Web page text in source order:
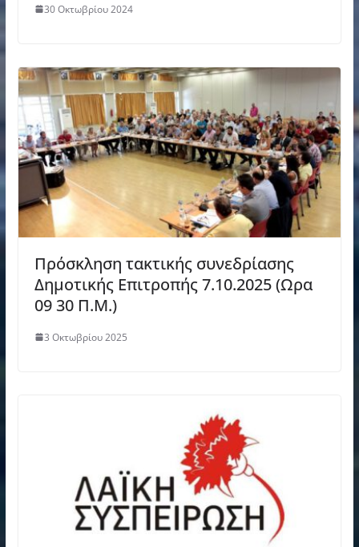
30 Οκτωβρίου 2024
Πρόσκληση τακτικής συνεδρίασης
Δημοτικής Επιτροπής 7.10.2025 (Ωρα
09 30 Π.M.)
3 Οκτωβρίου 2025